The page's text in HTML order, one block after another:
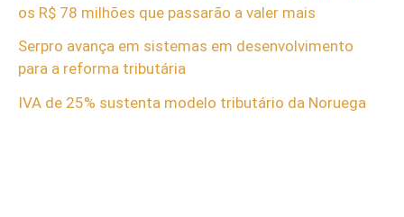
os R$ 78 milhões que passarão a valer mais
Serpro avança em sistemas em desenvolvimento
para a reforma tributária
IVA de 25% sustenta modelo tributário da Noruega